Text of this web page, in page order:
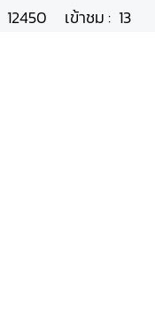
12450 เข้าชม : 13